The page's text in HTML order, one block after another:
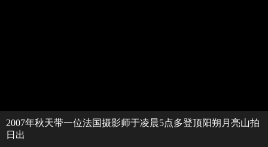
2007年秋天带一位法国摄影师于凌晨5点多登顶阳朔月亮山拍
日出